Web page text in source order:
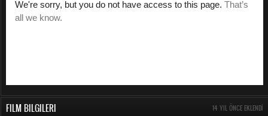
FILM BILGILERI 14 YIL ÖNCE EKLENDI